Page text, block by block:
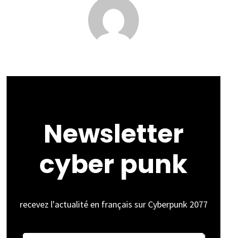
Newsletter
cyber punk
recevez l'actualité en français sur Cyberpunk 2077